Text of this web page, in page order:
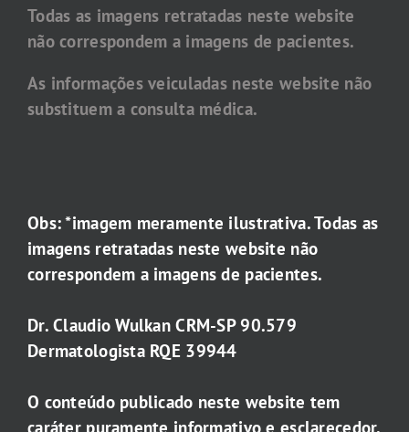
Todas as imagens retratadas neste website
não correspondem a imagens de pacientes.
As informações veiculadas neste website não
substituem a consulta médica.
Obs: *imagem meramente ilustrativa. Todas as
imagens retratadas neste website não
correspondem a imagens de pacientes.
Dr. Claudio Wulkan CRM-SP 90.579
Dermatologista RQE 39944
O conteúdo publicado neste website tem
caráter puramente informativo e esclarecedor.